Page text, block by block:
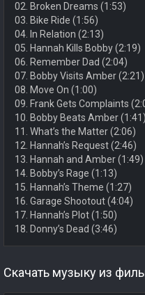
02. Broken Dreams (1:53)
03. Bike Ride (1:56)
04. In Relation (2:13)
05. Hannah Kills Bobby (2:19)
06. Remember Dad (2:04)
07. Bobby Visits Amber (2:21)
08. Move On (1:00)
09. Frank Gets Complaints
10. Bobby Beats Amber (1:41)
11. What’s the Matter (2:06)
12. Hannah’s Request (2:46)
13. Hannah and Amber (1:49)
14. Bobby’s Rage (1:13)
15. Hannah’s Theme (1:27)
16. Garage Shootout (4:04)
17. Hannah’s Plot (1:50)
18. Donny’s Dead (3:46)
Скачать музыку из